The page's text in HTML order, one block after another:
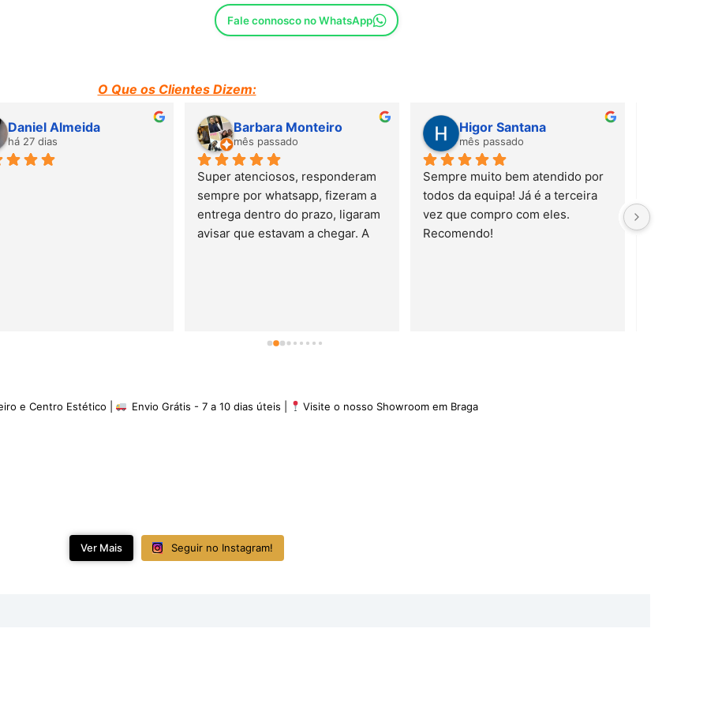
Fale connosco no WhatsApp
O Que os Clientes Dizem:
Daniel Almeida
há 27 dias
Barbara Monteiro
mês passado
Super atenciosos, responderam
sempre por whatsapp, fizeram a
entrega dentro do prazo, ligaram
avisar que estavam a chegar. A
Higor Santana
mês passado
Sempre muito bem atendido por
todos da equipa! Já é a terceira
vez que compro com eles.
Recomendo!
e Centro Estético | Envio Grátis - 7 a 10 dias úteis | Visite o nosso Showroom em Braga
Ver Mais Seguir no Instagram!